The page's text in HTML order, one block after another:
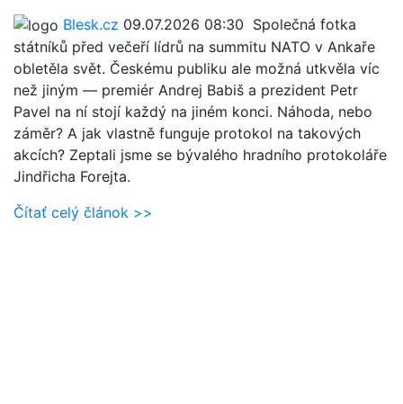
Blesk.cz 09.07.2026 08:30 Společná fotka
státníků před večeří lídrů na summitu NATO v Ankaře
obletěla svět. Českému publiku ale možná utkvěla víc
než jiným — premiér Andrej Babiš a prezident Petr
Pavel na ní stojí každý na jiném konci. Náhoda, nebo
záměr? A jak vlastně funguje protokol na takových
akcích? Zeptali jsme se bývalého hradního protokoláře
Jindřicha Forejta.
Čítať celý článok >>